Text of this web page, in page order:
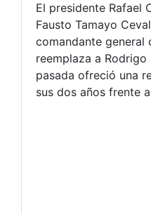
El presidente Rafael
Fausto Tamayo
comandante general
reemplaza a Rodrigo
pasada ofreció una
sus dos años frente